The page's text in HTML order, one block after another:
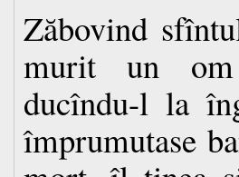
Zăbovind
murit un om
ducîndu-l la
împrumutase